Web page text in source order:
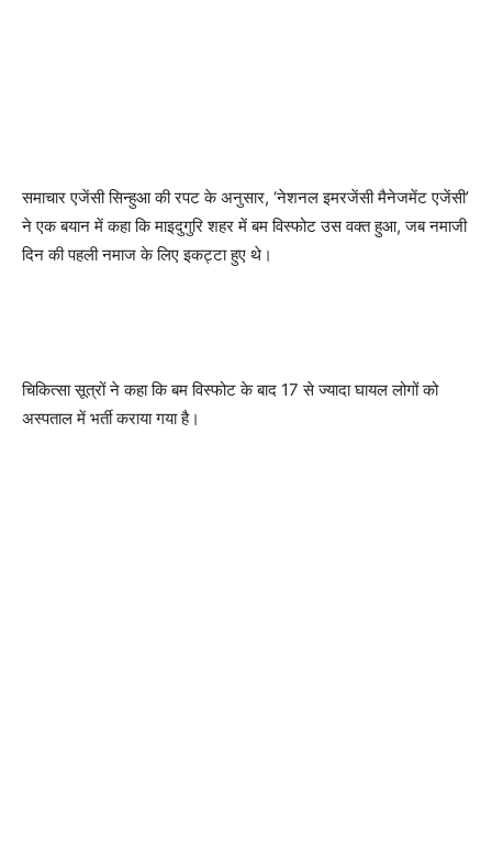
समाचार एजेंसी सिन्हुआ की रपट के अनुसार, ‘नेशनल इमरजेंसी मैनेजमेंट एजेंसी’
ने एक बयान में कहा कि माइदुगुरि शहर में बम विस्फोट उस वक्त हुआ, जब नमाजी
दिन की पहली नमाज के लिए इकट्टा हुए थे।
चिकित्सा सूत्रों ने कहा कि बम विस्फोट के बाद 17 से ज्यादा घायल लोगों को
अस्पताल में भर्ती कराया गया है।